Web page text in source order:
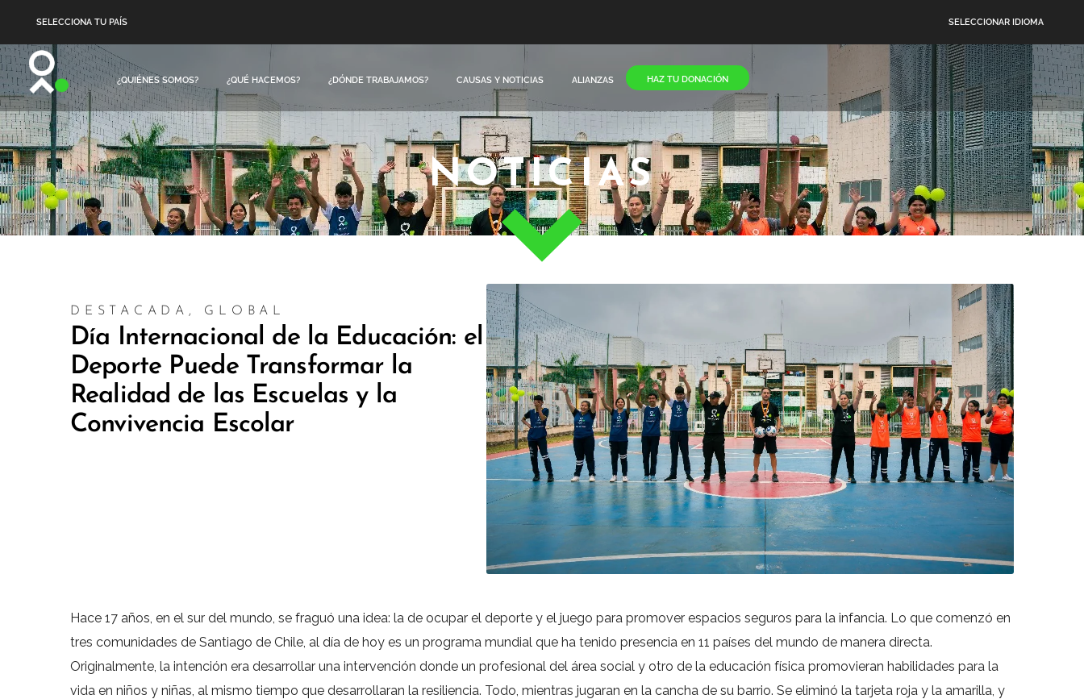
SELECCIONA TU PAÍS SELECCIONAR IDIOMA
¿QUIÉNES SOMOS? ¿QUÉ HACEMOS? ¿DÓNDE TRABAJAMOS? CAUSAS Y NOTICIAS ALIANZAS HAZ TU DONACIÓN
NOTICIAS
DESTACADA , GLOBAL
Día Internacional de la Educación: el
Deporte Puede Transformar la
Realidad de las Escuelas y la
Convivencia Escolar
Hace 17 años, en el sur del mundo, se fraguó una idea: la de ocupar el deporte y el juego para promover espacios seguros para la infancia. Lo que comenzó en
tres comunidades de Santiago de Chile, al día de hoy es un programa mundial que ha tenido presencia en 11 países del mundo de manera directa.
Originalmente, la intención era desarrollar una intervención donde un profesional del área social y otro de la educación física promovieran habilidades para la
vida en niños y niñas, al mismo tiempo que desarrollaran la resiliencia. Todo, mientras jugaran en la cancha de su barrio. Se eliminó la tarjeta roja y la amarilla, y